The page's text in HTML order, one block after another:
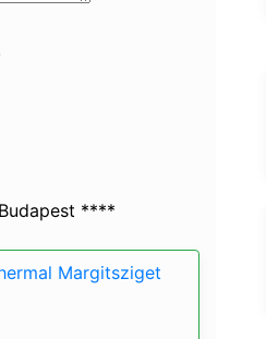
****
Margitsziget